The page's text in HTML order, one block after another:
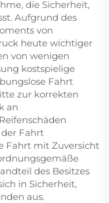
die Sicherheit,
Aufgrund des
von
heute wichtiger
von wenigen
kostspielige
Fahrt
zur korrekten
an
Fahrt
Fahrt mit Zuversicht
des Besitzes
in Sicherheit,
aus.